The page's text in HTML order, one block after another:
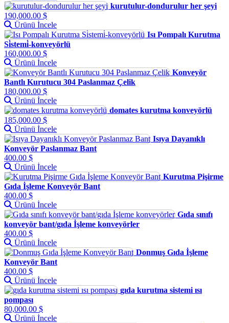
kurutulur-dondurulur her şeyi
190,000.00 $
Ürünü İncele
Isı Pompalı Kurutma
Si̇stemi̇-konveyörlü
160,000.00 $
Ürünü İncele
Konveyör
Bantlı Kurutucu 304 Paslanmaz Çelik
180,000.00 $
Ürünü İncele
domates kurutma konveyörlü
185,000.00 $
Ürünü İncele
Isıya Dayanıklı
Konveyör Paslanmaz Bant
400.00 $
Ürünü İncele
Kurutma Pişirme
Gıda İşleme Konveyör Bant
400.00 $
Ürünü İncele
Gıda sınıfı
konveyör bant/gıda İşleme konveyörler
400.00 $
Ürünü İncele
Donmuş Gıda İşleme
Konveyör Bant
400.00 $
Ürünü İncele
gıda kurutma sistemi ısı
pompası
80,000.00 $
Ürünü İncele